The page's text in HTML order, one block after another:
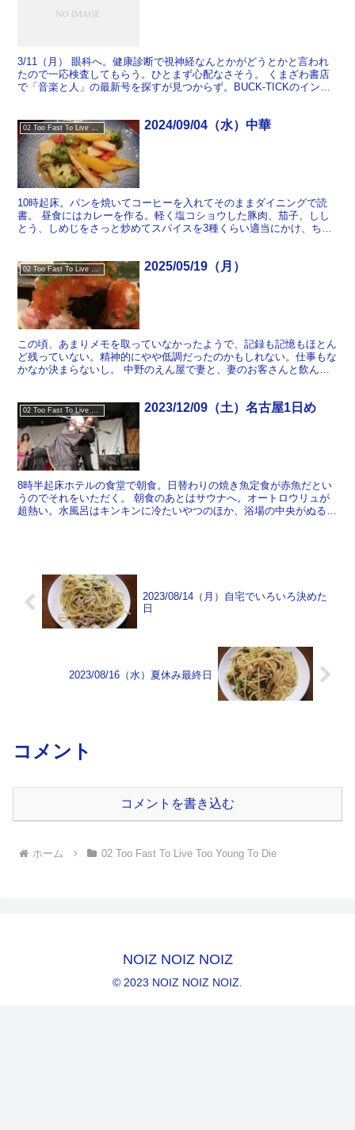
3/11（月） 眼科へ。健康診断で視神経なんとかがどうとかと言われ
たので一応検査してもらう。ひとまず心配なさそう。 くまざわ書店
で「音楽と人」の最新号を探すが見つからず。BUCK-TICKのインタ
2024/09/04（水）中華
10時起床。パンを焼いてコーヒーを入れてそのままダイニングで読
書。 昼食にはカレーを作る。軽く塩コショウした豚肉、茄子、しし
とう、しめじをさっと炒めてスパイスを3種くらい適当にかけ、ちょ
02 Too Fast To Live Too Young To Die 2025/05/19（月）
この頃、あまりメモを取っていなかったようで、記録も記憶もほとん
ど残っていない。精神的にやや低調だったのかもしれない。仕事もな
かなか決まらないし。 中野のえん屋で妻と、妻のお客さんと飲ん
2023/12/09（土）名古屋1日め
8時半起床ホテルの食堂で朝食。日替わりの焼き魚定食が赤魚だとい
うのでそれをいただく。 朝食のあとはサウナへ。オートロウリュが
超熱い。水風呂はキンキンに冷たいやつのほか、浴場の中央がぬるめ
2023/08/14（月）自宅でいろいろ決めた
日
2023/08/16（水）夏休み最終日
コメント
コメントを書き込む
ホーム 02 Too Fast To Live Too Young To Die
NOIZ NOIZ NOIZ
© 2023 NOIZ NOIZ NOIZ.